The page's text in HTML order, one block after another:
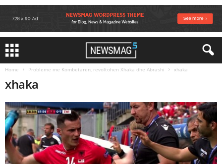
Home Probleme me Kombetaren, revoltohen Xhaka dhe Abrashi xhaka
xhaka